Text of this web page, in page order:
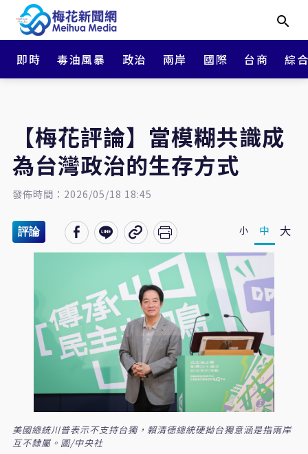
即時 毒油風暴 政治 兩岸 國際 台商 綜
【梅花評論】當模糊共識成
為台灣政治的生存方式
發佈時間：2026/05/18 18:45
評論 小 中 大
美國總統川普表示不支持台獨，賴清德總統硬拗台獨意涵是指兩岸
互不隸屬。圖/中央社